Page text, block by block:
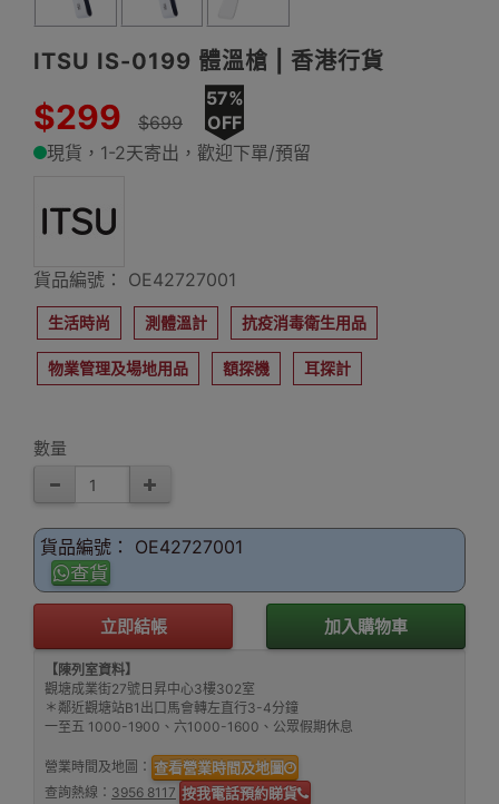
ITSU IS-0199 體溫槍 | 香港行貨
$299 $699
57%
OFF
現貨，1-2天寄出，歡迎下單/預留
貨品編號： OE42727001
生活時尚 測體溫計 抗疫消毒衛生用品
物業管理及場地用品 額探機 耳探計
數量
貨品編號： OE42727001
查貨
立即結帳 加入購物車
【陳列室資料】
觀塘成業街27號日昇中心3樓302室
＊鄰近觀塘站B1出口馬會轉左直行3-4分鐘
一至五 1000-1900、六1000-1600、公眾假期休息
營業時間及地圖： 查看營業時間及地圖
查詢熱線： 3956 8117 按我電話預約睇貨